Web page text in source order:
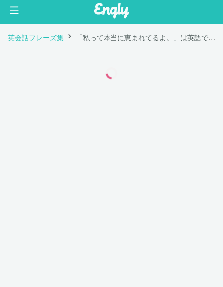
英会話フレーズ集 「私って本当に恵まれてるよ。」は英語で "I feel so blessed."